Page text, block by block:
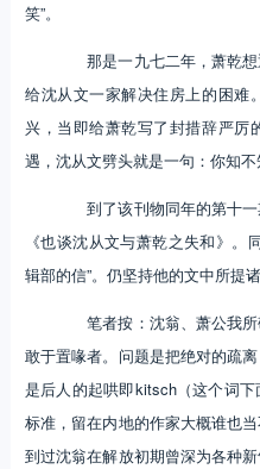
笑”。
那是一九七二年，萧乾想
给沈从文一家解决住房上的困难
兴，当即给萧乾写了封措辞严厉
遇，沈从文劈头就是一句：你知
到了该刊物同年的第十一
《也谈沈从文与萧乾之失和》。
辑部的信”。仍坚持他的文中所提
笔者按：沈翁、萧公我所
敢于置喙者。问题是把绝对的疏
是后人的起哄即kitsch（这个词
标准，留在内地的作家大概谁也
到过沈翁在解放初期曾深为各种